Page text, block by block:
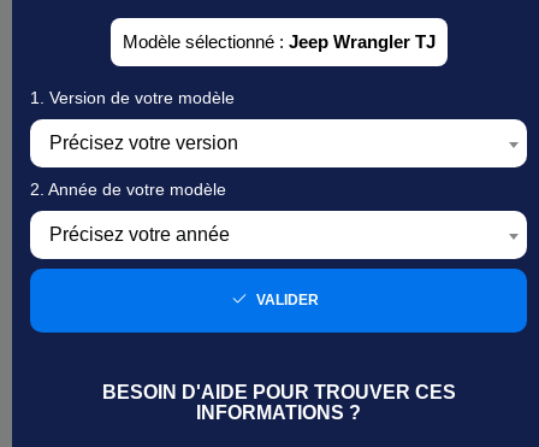
MOTEUR
PONTS
REFROIDISSEMENT
ROUE(13)
RÉTROVISEURS
SERRURES, BARILLETS ET CLEFS(13)
SUSPENSION(61)
Modèle sélectionné : Jeep Wrangler TJ
1. Version de votre modèle
Précisez votre version
2. Année de votre modèle
Précisez votre année
VALIDER
BESOIN D'AIDE POUR TROUVER CES
INFORMATIONS ?